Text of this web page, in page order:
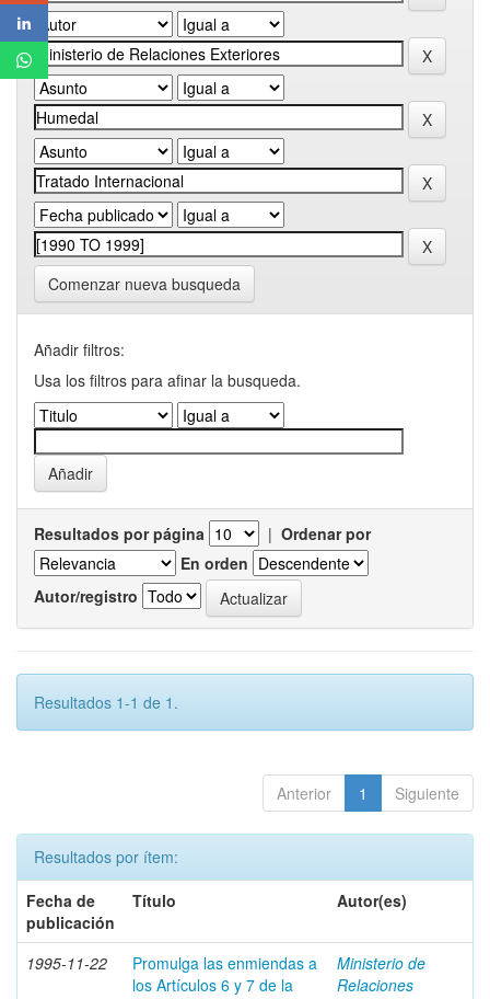
Comenzar nueva busqueda
Añadir filtros:
Usa los filtros para afinar la busqueda.
Resultados por página | Ordenar por
En orden
Autor/registro
Resultados 1-1 de 1.
Anterior 1 Siguiente
Resultados por ítem:
Fecha de
publicación
Título Autor(es)
1995-11-22
Promulga las enmiendas a
los Artículos 6 y 7 de la
Ministerio de
Relaciones